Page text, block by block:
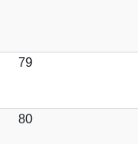
79
80